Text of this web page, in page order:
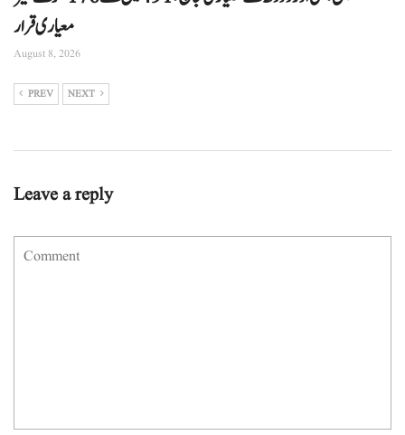
معیاری قرار
August 8, 2026
PREV NEXT
Leave a reply